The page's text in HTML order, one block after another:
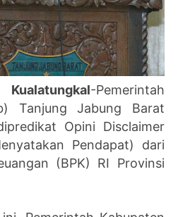
-Pemerintah
Tanjung Jabung Barat
Opini Disclaimer
Pendapat) dari
(BPK) RI Provinsi